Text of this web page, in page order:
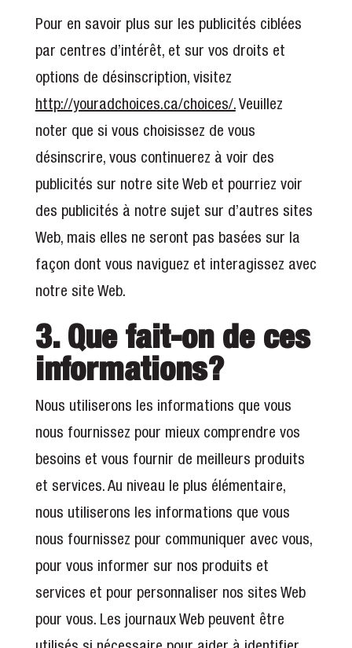
Pour en savoir plus sur les publicités ciblées
par centres d’intérêt, et sur vos droits et
options de désinscription, visitez
http://youradchoices.ca/choices/.Veuillez
noter que si vous choisissez de vous
désinscrire, vous continuerez à voir des
publicités sur notre site Web et pourriez voir
des publicités à notre sujet sur d’autres sites
Web, mais elles ne seront pas basées sur la
façon dont vous naviguez et interagissez avec
notre site Web.
3. Que fait-on de ces
informations?
Nous utiliserons les informations que vous
nous fournissez pour mieux comprendre vos
besoins et vous fournir de meilleurs produits
et services. Au niveau le plus élémentaire,
nous utiliserons les informations que vous
nous fournissez pour communiquer avec vous,
pour vous informer sur nos produits et
services et pour personnaliser nos sites Web
pour vous. Les journaux Web peuvent être